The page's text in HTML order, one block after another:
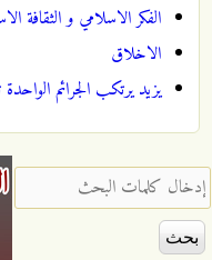
الفكر الاسلامي و الثقافة
الاخلاق
يزيد يرتكب الجرائم
‏إدخال كلمات البحث ‏